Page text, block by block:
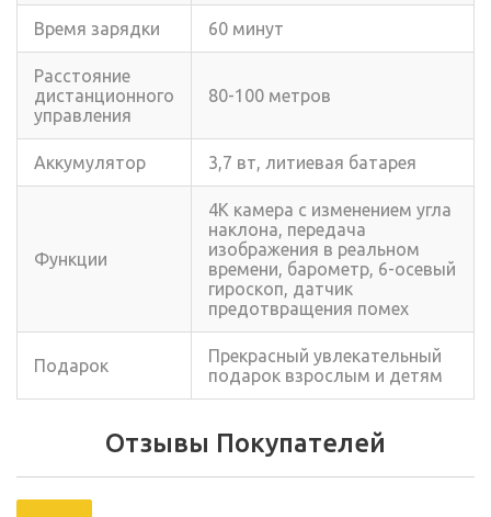
Время зарядки 60 минут
Расстояние
дистанционного
управления
80-100 метров
Аккумулятор 3,7 вт, литиевая батарея
Функции
4K камера с изменением угла
наклона, передача
изображения в реальном
времени, барометр, 6-осевый
гироскоп, датчик
предотвращения помех
Подарок
Прекрасный увлекательный
подарок взрослым и детям
Отзывы Покупателей